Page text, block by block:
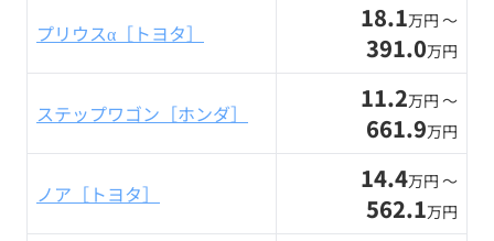
プリウスα［トヨタ］ 18.1万円 〜
391.0万円
ステップワゴン［ホンダ］ 11.2万円 〜
661.9万円
ノア［トヨタ］ 14.4万円 〜
562.1万円